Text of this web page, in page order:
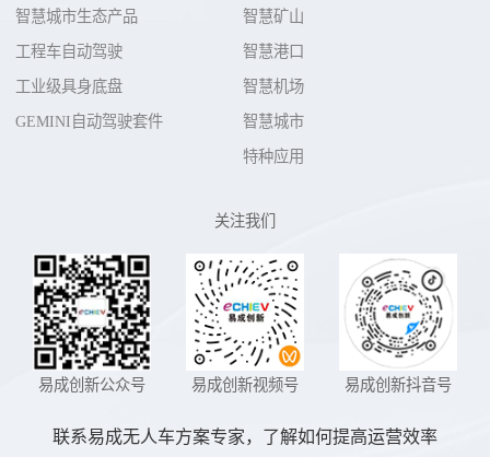
智慧城市生态产品
工程车自动驾驶
工业级具身底盘
GEMINI自动驾驶套件
智慧矿山
智慧港口
智慧机场
智慧城市
特种应用
关注我们
易成创新公众号 易成创新视频号 易成创新抖音号
联系易成无人车方案专家，了解如何提高运营效率